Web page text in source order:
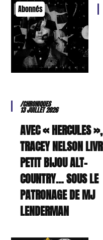
Abonnés
/CHRONIQUES
13 JUILLET 2026
AVEC « HERCULES »,
TRACEY NELSON
PETIT BIJOU ALT-
COUNTRY… SOUS LE
PATRONAGE DE MJ
LENDERMAN